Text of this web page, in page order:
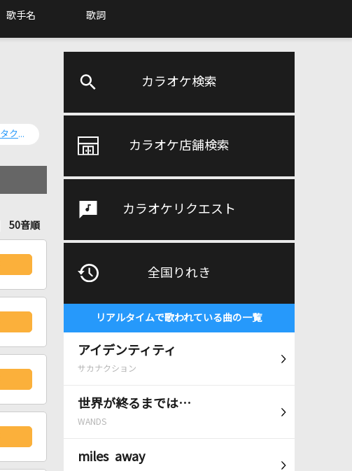
歌手名 歌詞
カラオケ検索
カラオケ店舗検索
カラオケリクエスト
全国りれき
リアルタイムで歌われている曲の一覧
アイデンティティ
サカナクション
世界が終るまでは…
WANDS
miles away
機械仕掛けのサンタクロース
50音順